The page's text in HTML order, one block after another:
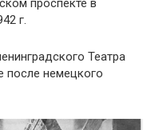
проспекте в
г.
Театра
после немецкого